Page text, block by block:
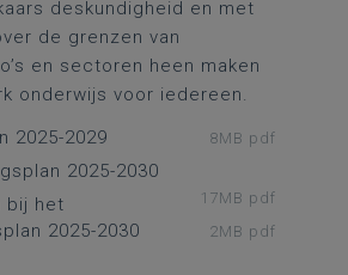
deskundigheid en met
de grenzen van
en sectoren heen maken
onderwijs voor iedereen.
2025-2029
8MB pdf
2025-2030
17MB pdf
bij het
2025-2030
2MB pdf